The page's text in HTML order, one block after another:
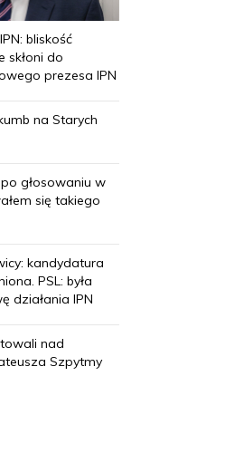
bliskość
skłoni do
prezesa IPN
na Starych
głosowaniu w
się takiego
kandydatura
PSL: była
działania IPN
nad
Szpytmy